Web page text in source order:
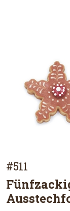
#511